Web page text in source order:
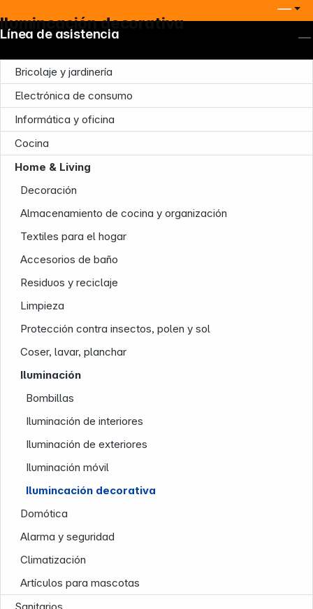
Ilumincación decorativa
Bricolaje y jardinería
Electrónica de consumo
Informática y oficina
Cocina
Home & Living
Decoración
Almacenamiento de cocina y organización
Textiles para el hogar
Accesorios de baño
Residuos y reciclaje
Limpieza
Protección contra insectos, polen y sol
Coser, lavar, planchar
Iluminación
Bombillas
Iluminación de interiores
Iluminación de exteriores
Iluminación móvil
Ilumincación decorativa
Domótica
Alarma y seguridad
Climatización
Artículos para mascotas
Línea de asistencia
Nuestra empresa